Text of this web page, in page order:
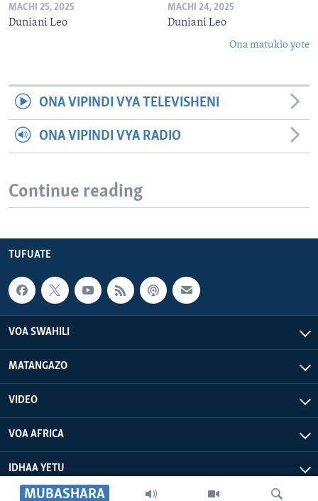
MUBASHARA
MACHI 25, 2025
Duniani Leo
MACHI 24, 2025
Duniani Leo
Ona matukio yote
ONA VIPINDI VYA TELEVISHENI
ONA VIPINDI VYA RADIO
Continue reading
TUFUATE
VOA SWAHILI
MATANGAZO
VIDEO
VOA AFRICA
IDHAA YETU